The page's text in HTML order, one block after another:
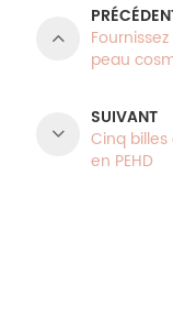
peau
SUIVANT
Cinq
en PEHD